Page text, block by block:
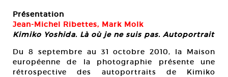
Présentation
Jean-Michel Ribettes, Mark Molk
Kimiko Yoshida. Là où je ne suis pas. Autoportrait
Du 8 septembre au 31 octobre 2010, la Maison
européenne de la photographie présente une
rétrospective des autoportraits de Kimiko